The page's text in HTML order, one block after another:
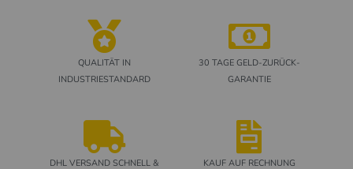
QUALITÄT IN
INDUSTRIESTANDARD
30 TAGE GELD-ZURÜCK-
GARANTIE
DHL VERSAND SCHNELL &
KAUF AUF RECHNUNG